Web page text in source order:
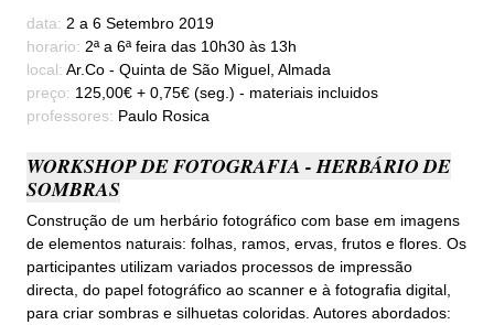
data: 2 a 6 Setembro 2019
horario: 2ª a 6ª feira das 10h30 às 13h
local: Ar.Co - Quinta de São Miguel, Almada
preço: 125,00€ + 0,75€ (seg.) - materiais incluidos
professores: Paulo Rosica
WORKSHOP DE FOTOGRAFIA - HERBÁRIO DE
SOMBRAS
Construção de um herbário fotográfico com base em imagens
de elementos naturais: folhas, ramos, ervas, frutos e flores. Os
participantes utilizam variados processos de impressão
directa, do papel fotográfico ao scanner e à fotografia digital,
para criar sombras e silhuetas coloridas. Autores abordados: